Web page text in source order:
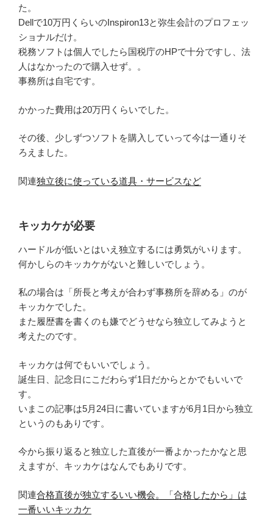
た。
Dellで10万円くらいのInspiron13と弥生会計のプロフェッ
ショナルだけ。
税務ソフトは個人でしたら国税庁のHPで十分ですし、法
人はなかったので購入せず。。
事務所は自宅です。
かかった費用は20万円くらいでした。
その後、少しずつソフトを購入していって今は一通りそ
ろえました。
関連独立後に使っている道具・サービスなど
キッカケが必要
ハードルが低いとはいえ独立するには勇気がいります。
何かしらのキッカケがないと難しいでしょう。
私の場合は「所長と考えが合わず事務所を辞める」のが
キッカケでした。
また履歴書を書くのも嫌でどうせなら独立してみようと
考えたのです。
キッカケは何でもいいでしょう。
誕生日、記念日にこだわらず1日だからとかでもいいで
す。
いまこの記事は5月24日に書いていますが6月1日から独立
というのもありです。
今から振り返ると独立した直後が一番よかったかなと思
えますが、キッカケはなんでもありです。
関連合格直後が独立するいい機会。「合格したから」は
一番いいキッカケ